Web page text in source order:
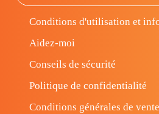
Conditions d'utilisation et
Aidez-moi
Conseils de sécurité
Politique de confidentialité
Conditions générales de vente